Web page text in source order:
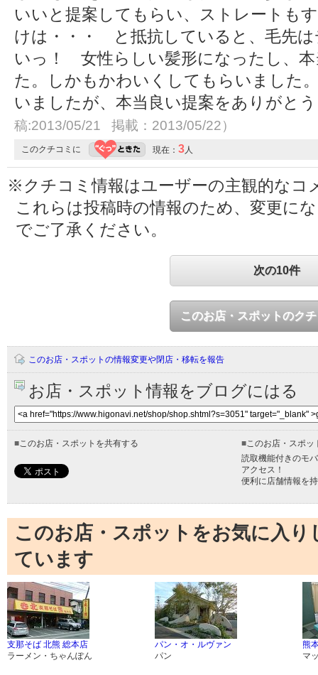
いいと提案してもらい、ストレートも
けは・・・ と抵抗していると、毛先
いっ！ 女性らしい髪形になったし、
た。しかもかわいくしてもらいました
いましたが、本当良い提案をありが
稿:2013/05/21 掲載：2013/05/22）
このクチコミに 現在： 3人
※クチコミ情報はユーザーの主観的なコ
これらは投稿時の情報のため、変更に
でご了承ください。
次の10件
このお店・スポットのク
このお店・スポットの情報変更や閉店・移転を報告
お店・スポット情報をブログにはる
■このお店・スポットを共有する ■このお店・スポッ
読取機能付きのモ
アクセス！
便利に店舗情報を
このお店・スポットをお気に入
ています
支那そば 北熊 総本店
ラーメン・ちゃんぽん
パン・オ・ルヴァン
パン
熊
マ